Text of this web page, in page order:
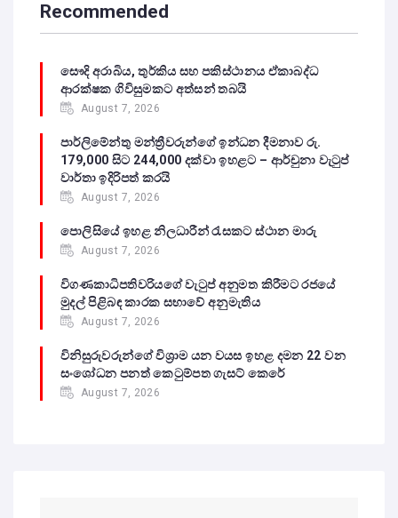
Recommended
සෞදි අරාබිය, තුර්කිය සහ පකිස්ථානය ඒකාබද්ධ
ආරක්ෂක ගිවිසුමකට අත්සන් තබයි
August 7, 2026
පාර්ලිමේන්තු මන්ත්‍රීවරුන්ගේ ඉන්ධන දීමනාව රු.
179,000 සිට 244,000 දක්වා ඉහළට – ආර්චුනා වැටුප්
වාර්තා ඉදිරිපත් කරයි
August 7, 2026
පොලිසියේ ඉහළ නිලධාරීන් රැසකට ස්ථාන මාරු
August 7, 2026
විගණකාධිපතිවරියගේ වැටුප් අනුමත කිරීමට රජයේ
මුදල් පිළිබඳ කාරක සභාවේ අනුමැතිය
August 7, 2026
විනිසුරුවරුන්ගේ විශ්‍රාම යන වයස ඉහළ දමන 22 වන
සංශෝධන පනත් කෙටුම්පත ගැසට් කෙරේ
August 7, 2026